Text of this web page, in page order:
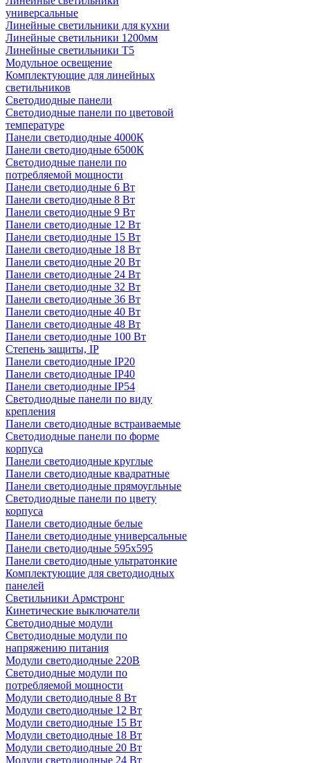
универсальные
Линейные светильники для кухни
Линейные светильники 1200мм
Линейные светильники Т5
Модульное освещение
Комплектующие для линейных
светильников
Светодиодные панели
Светодиодные панели по цветовой
температуре
Панели светодиодные 4000К
Панели светодиодные 6500К
Светодиодные панели по
потребляемой мощности
Панели светодиодные 6 Вт
Панели светодиодные 8 Вт
Панели светодиодные 9 Вт
Панели светодиодные 12 Вт
Панели светодиодные 15 Вт
Панели светодиодные 18 Вт
Панели светодиодные 20 Вт
Панели светодиодные 24 Вт
Панели светодиодные 32 Вт
Панели светодиодные 36 Вт
Панели светодиодные 40 Вт
Панели светодиодные 48 Вт
Панели светодиодные 100 Вт
Степень защиты, IP
Панели светодиодные IP20
Панели светодиодные IP40
Панели светодиодные IP54
Светодиодные панели по виду
крепления
Панели светодиодные встраиваемые
Светодиодные панели по форме
корпуса
Панели светодиодные круглые
Панели светодиодные квадратные
Панели светодиодные прямоугльные
Светодиодные панели по цвету
корпуса
Панели светодиодные белые
Панели светодиодные универсальные
Панели светодиодные 595х595
Панели светодиодные ультратонкие
Комплектующие для светодиодных
панелей
Светильники Армстронг
Кинетические выключатели
Светодиодные модули
Светодиодные модули по
напряжению питания
Модули светодиодные 220В
Светодиодные модули по
потребляемой мощности
Модули светодиодные 8 Вт
Модули светодиодные 12 Вт
Модули светодиодные 15 Вт
Модули светодиодные 18 Вт
Модули светодиодные 20 Вт
Модули светодиодные 24 Вт